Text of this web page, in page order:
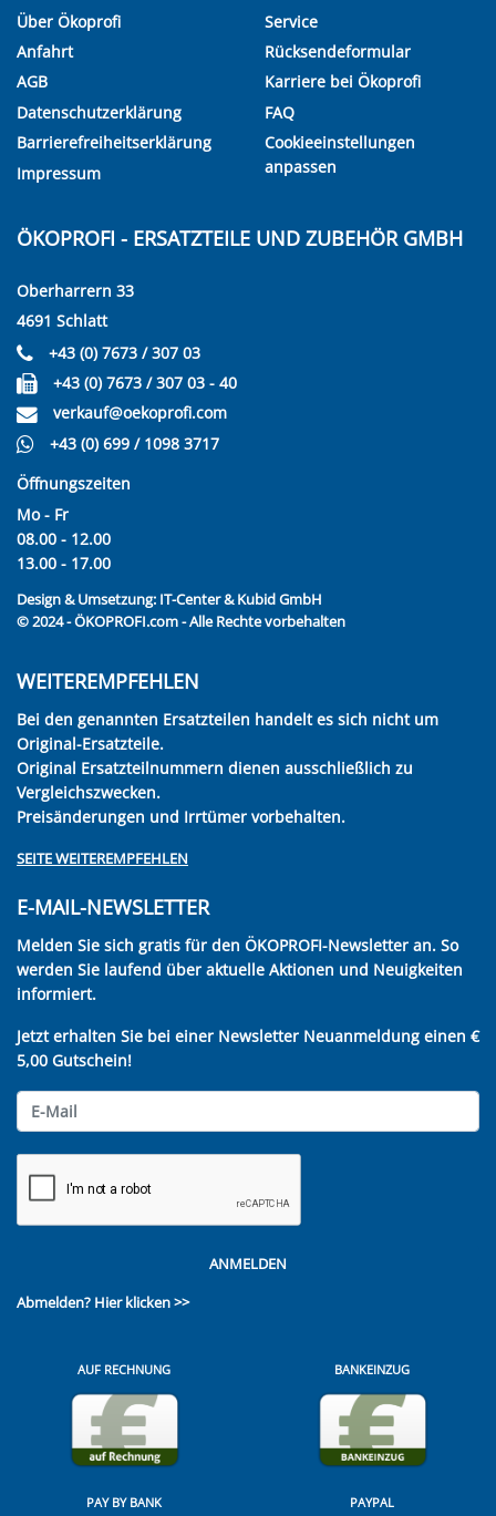
Über Ökoprofi
Anfahrt
AGB
Datenschutzerklärung
Barrierefreiheitserklärung
Impressum
Service
Rücksendeformular
Karriere bei Ökoprofi
FAQ
Cookieeinstellungen
anpassen
ÖKOPROFI - ERSATZTEILE UND ZUBEHÖR GMBH
Oberharrern 33
4691 Schlatt
+43 (0) 7673 / 307 03
+43 (0) 7673 / 307 03 - 40
verkauf@oekoprofi.com
+43 (0) 699 / 1098 3717
Öffnungszeiten
Mo - Fr
08.00 - 12.00
13.00 - 17.00
Design & Umsetzung: IT-Center & Kubid GmbH
© 2024 - ÖKOPROFI.com - Alle Rechte vorbehalten
WEITEREMPFEHLEN
Bei den genannten Ersatzteilen handelt es sich nicht um
Original-Ersatzteile.
Original Ersatzteilnummern dienen ausschließlich zu
Vergleichszwecken.
Preisänderungen und Irrtümer vorbehalten.
SEITE WEITEREMPFEHLEN
E-MAIL-NEWSLETTER
Melden Sie sich gratis für den ÖKOPROFI-Newsletter an. So
werden Sie laufend über aktuelle Aktionen und Neuigkeiten
informiert.
Jetzt erhalten Sie bei einer Newsletter Neuanmeldung einen €
5,00 Gutschein!
ANMELDEN
Abmelden? Hier klicken >>
AUF RECHNUNG BANKEINZUG
PAY BY BANK PAYPAL